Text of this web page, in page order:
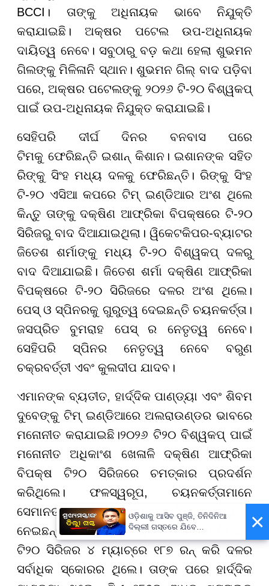
BCCI। ତାଙ୍କୁ ଅଧିନାୟକ ଭାବେ ନିଯୁକ୍ତି
କରାଯାଇଛି। ଅକ୍ଷର ପଟେଲ ଉପ-ଅଧିନାୟକ
ଦାୟିତ୍ୱ ନେବେ। ସବୁଠାରୁ ବଡ଼ କଥା ହେଲା ଶୁଭମନ
ଗିଲଙ୍କୁ ମିଳିଳାନି ସ୍ଥାନ। ଶୁଭମନ ଗିଲ୍ ବାଦ ପଡ଼ିବା
ପରେ, ଅକ୍ଷର ପଟେଲଙ୍କୁ ୨୦୨୬ ଟି-୨୦ ବିଶ୍ୱକପ୍
ପାଇଁ ଉପ-ଅଧିନାୟକ ନିଯୁକ୍ତ କରାଯାଇଛି।
ସେହିପରି ଦୀର୍ଘ ଦିନର ବନବାସ ପରେ
ଟିମକୁ ଫେରିଛନ୍ତି ଇଶାନ୍ କିଶାନ। ଇଶାନଙ୍କ ସହିତ
ରିଙ୍କୁ ସିଂହ ମଧ୍ୟ ଦଳକୁ ଫେରିଛନ୍ତି। ରିଙ୍କୁ ସିଂହ
ଟି-୨୦ ଏସିଆ କପରେ ଟିମ୍ ଇଣ୍ଡିଆର ଅଂଶ ଥିଲେ
କିନ୍ତୁ ତାଙ୍କୁ ଦକ୍ଷିଣ ଆଫ୍ରିକା ବିପକ୍ଷରେ ଟି-୨୦
ସିରିଜରୁ ବାଦ ଦିଆଯାଇଥିଲା। ୱିକେଟକିପର-ବ୍ୟାଟର
ଜିତେଶ ଶର୍ମାଙ୍କୁ ମଧ୍ୟ ଟି-୨୦ ବିଶ୍ୱକପ୍ ଦଳରୁ
ବାଦ ଦିଆଯାଇଛି। ଜିତେଶ ଶର୍ମା ଦକ୍ଷିଣ ଆଫ୍ରିକା
ବିପକ୍ଷରେ ଟି-୨୦ ସିରିଜରେ ଦଳର ଅଂଶ ଥିଲେ।
ପେସ୍ ଓ ସ୍ପିନରକୁ ଗୁରୁତ୍ୱ ଦେଇଛନ୍ତି ଚୟନକର୍ତ୍ତା।
ଜସପ୍ରିତ ବୁମରାହ ପେସ୍ ର ନେତୃତ୍ୱ ନେବେ।
ସେହିପରି ସ୍ପିନର ନେତୃତ୍ୱ ନେବେ ବରୁଣ
ଚକ୍ରବର୍ତ୍ତୀ ଏବଂ କୁଲଦୀପ ଯାଦବ।
ଏମାନଙ୍କ ବ୍ୟତୀତ, ହାର୍ଦ୍ଦିକ ପାଣ୍ଡ୍ୟା ଏବଂ ଶିବମ
ଦୁବେଙ୍କୁ ଟିମ୍ ଇଣ୍ଡିଆରେ ଅଲରାଉଣ୍ଡର ଭାବରେ
ମନୋନୀତ କରାଯାଇଛି।୨୦୨୬ ଟି୨୦ ବିଶ୍ୱକପ୍ ପାଇଁ
ମନୋନୀତ ଅଧିକାଂଶ ଖେଳାଳି ଦକ୍ଷିଣ ଆଫ୍ରିକା
ବିପକ୍ଷ ଟି୨୦ ସିରିଜରେ ଚମତ୍କାର ପ୍ରଦର୍ଶନ
କରିଥିଲେ। ଫଳସ୍ୱରୂପ, ଚୟନକର୍ତ୍ତାମାନେ
ସେମାନଙ୍କୁ ବିଶ୍ୱକପ୍ ଦଳରେ ରଖିବାକୁ ନିଷ୍ପତ୍ତି
ନେଇଛନ୍ତି। ତିଲକ ବର୍ମା ଦକ୍ଷିଣ ଆଫ୍ରିକା ବିପକ୍ଷ
ଟି୨୦ ସିରିଜର ୪ ମ୍ୟାଚ୍ରେ ୧୮୭ ରନ୍ କରି ଦଳର
ସର୍ବାଧିକ ସ୍କୋରର ଥିଲେ। ତାଙ୍କ ପରେ ହାର୍ଦ୍ଦିକ
×
ଓଡ଼ିଶାକୁ ଆସିବ ପୁଞ୍ଜି, ତିନିଦିନିଆ
ଦିଲ୍ଲୀ ଗସ୍ତରେ ଯିବେ